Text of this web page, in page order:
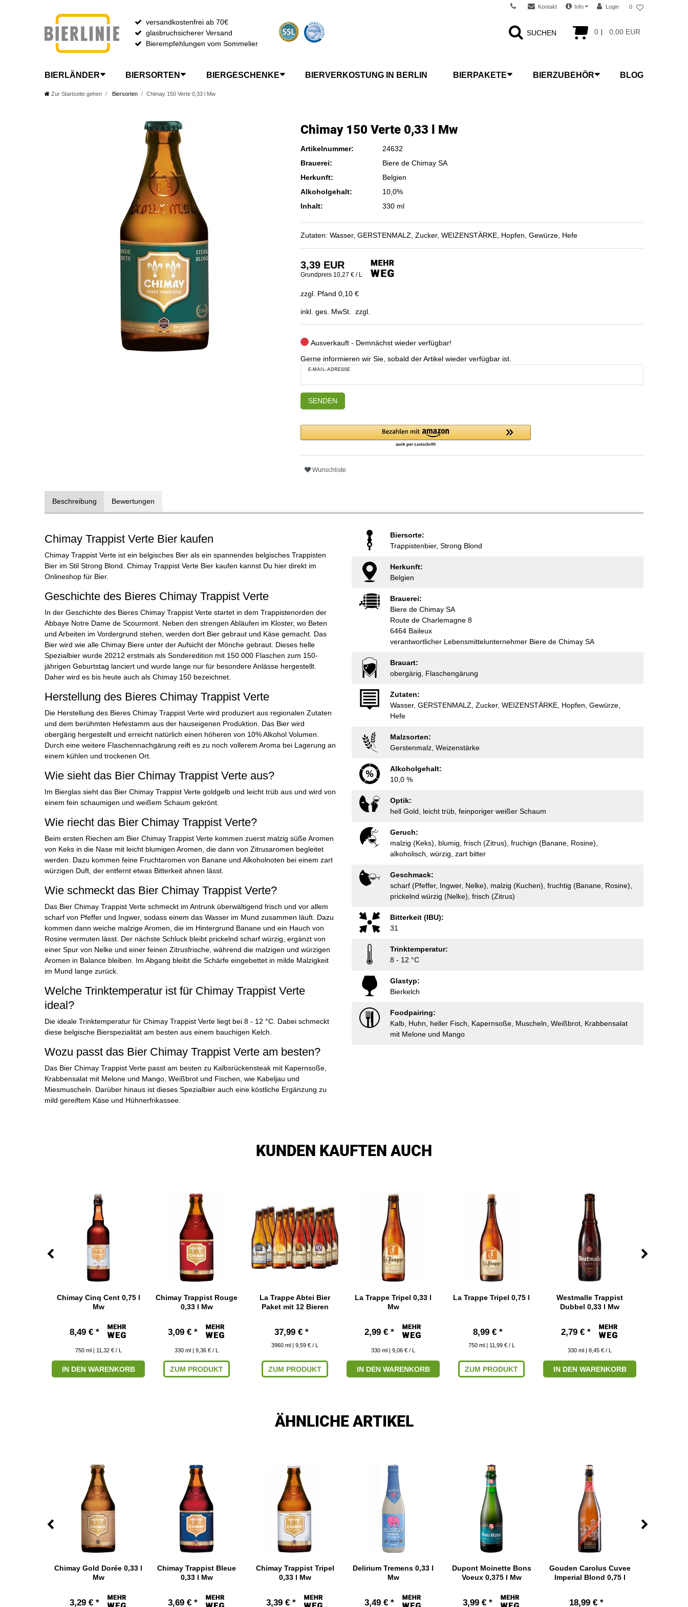
Kontakt Info Login 0
0 0,00 EUR
versandkostenfrei ab 70€
glasbruchsicherer Versand
Bierempfehlungen vom Sommelier
SUCHEN
BIERLÄNDER BIERSORTEN BIERGESCHENKE BIERVERKOSTUNG IN BERLIN BIERPAKETE BIERZUBEHÖR BLOG
Zur Startseite gehen Biersorten Chimay 150 Verte 0,33 l Mw
Chimay 150 Verte 0,33 l Mw
Artikelnummer:
24632
Brauerei:
Biere de Chimay SA
Herkunft:
Belgien
Alkoholgehalt:
10,0%
Inhalt:
330 ml
Zutaten: Wasser, GERSTENMALZ, Zucker, WEIZENSTÄRKE, Hopfen, Gewürze, Hefe
3,39 EUR
Grundpreis 10,27 € / L
zzgl. Pfand 0,10 €
inkl. ges. MwSt. zzgl.
Ausverkauft - Demnächst wieder verfügbar!
Gerne informieren wir Sie, sobald der Artikel wieder verfügbar ist.
E-MAIL-ADRESSE
SENDEN
Wunschliste
Beschreibung Bewertungen
Chimay Trappist Verte Bier kaufen
Chimay Trappist Verte ist ein belgisches Bier als ein spannendes belgisches Trappisten
Bier im Stil Strong Blond. Chimay Trappist Verte Bier kaufen kannst Du hier direkt im
Onlineshop für Bier.
Geschichte des Bieres Chimay Trappist Verte
In der Geschichte des Bieres Chimay Trappist Verte startet in dem Trappistenorden der
Abbaye Notre Dame de Scourmont. Neben den strengen Abläufen im Kloster, wo Beten
und Arbeiten im Vordergrund stehen, werden dort Bier gebraut und Käse gemacht. Das
Bier wird wie alle Chimay Biere unter der Aufsicht der Mönche gebraut. Dieses helle
Spezialbier wurde 20212 erstmals als Sonderedition mit 150.000 Flaschen zum 150-
jährigen Geburtstag lanciert und wurde lange nur für besondere Anlässe hergestellt.
Daher wird es bis heute auch als Chimay 150 bezeichnet.
Herstellung des Bieres Chimay Trappist Verte
Die Herstellung des Bieres Chimay Trappist Verte wird produziert aus regionalen Zutaten
und dem berühmten Hefestamm aus der hauseigenen Produktion. Das Bier wird
obergärig hergestellt und erreicht natürlich einen höheren von 10% Alkohol Volumen.
Durch eine weitere Flaschennachgärung reift es zu noch vollerem Aroma bei Lagerung an
einem kühlen und trockenen Ort.
Wie sieht das Bier Chimay Trappist Verte aus?
Im Bierglas sieht das Bier Chimay Trappist Verte goldgelb und leicht trüb aus und wird von
einem fein schaumigen und weißem Schaum gekrönt.
Wie riecht das Bier Chimay Trappist Verte?
Beim ersten Riechen am Bier Chimay Trappist Verte kommen zuerst malzig süße Aromen
von Keks in die Nase mit leicht blumigen Aromen, die dann von Zitrusaromen begleitet
werden. Dazu kommen feine Fruchtaromen von Banane und Alkoholnoten bei einem zart
würzigen Duft, der entfernt etwas Bitterkeit ahnen lässt.
Wie schmeckt das Bier Chimay Trappist Verte?
Das Bier Chimay Trappist Verte schmeckt im Antrunk überwältigend frisch und vor allem
scharf von Pfeffer und Ingwer, sodass einem das Wasser im Mund zusammen läuft. Dazu
kommen dann weiche malzige Aromen, die im Hintergrund Banane und ein Hauch von
Rosine vermuten lässt. Der nächste Schluck bleibt prickelnd scharf würzig, ergänzt von
einer Spur von Nelke und einer feinen Zitrusfrische, während die malzigen und würzigen
Aromen in Balance bleiben. Im Abgang bleibt die Schärfe eingebettet in milde Malzigkeit
im Mund lange zurück.
Welche Trinktemperatur ist für Chimay Trappist Verte
ideal?
Die ideale Trinktemperatur für Chimay Trappist Verte liegt bei 8 - 12 °C. Dabei schmeckt
diese belgische Bierspezialität am besten aus einem bauchigen Kelch.
Wozu passt das Bier Chimay Trappist Verte am besten?
Das Bier Chimay Trappist Verte passt am besten zu Kalbsrückensteak mit Kapernsoße,
Krabbensalat mit Melone und Mango, Weißbrot und Fischen, wie Kabeljau und
Miesmuscheln. Darüber hinaus ist dieses Spezialbier auch eine köstliche Ergänzung zu
mild gereiftem Käse und Hühnerfrikassee.
Biersorte:
Trappistenbier, Strong Blond
Herkunft:
Belgien
Brauerei:
Biere de Chimay SA
Route de Charlemagne 8
6464 Baileux
verantwortlicher Lebensmittelunternehmer Biere de Chimay SA
Brauart:
obergärig, Flaschengärung
Zutaten:
Wasser, GERSTENMALZ, Zucker, WEIZENSTÄRKE, Hopfen, Gewürze,
Hefe
Malzsorten:
Gerstenmalz, Weizenstärke
Alkoholgehalt:
10,0 %
Optik:
hell Gold, leicht trüb, feinporiger weißer Schaum
Geruch:
malzig (Keks), blumig, frisch (Zitrus), fruchign (Banane, Rosine),
alkoholisch, würzig, zart bitter
Geschmack:
scharf (Pfeffer, Ingwer, Nelke), malzig (Kuchen), fruchtig (Banane, Rosine),
prickelnd würzig (Nelke), frisch (Zitrus)
Bitterkeit (IBU):
31
Trinktemperatur:
8 - 12 °C
Glastyp:
Bierkelch
Foodpairing:
Kalb, Huhn, heller Fisch, Kapernsoße, Muscheln, Weißbrot, Krabbensalat
mit Melone und Mango
KUNDEN KAUFTEN AUCH
Chimay Cinq Cent 0,75 l
Mw
8,49 € *
750 ml | 11,32 € / L
IN DEN WARENKORB
Chimay Trappist Rouge
0,33 l Mw
3,09 € *
330 ml | 9,36 € / L
ZUM PRODUKT
La Trappe Abtei Bier
Paket mit 12 Bieren
37,99 € *
3960 ml | 9,59 € / L
ZUM PRODUKT
La Trappe Tripel 0,33 l
Mw
2,99 € *
330 ml | 9,06 € / L
IN DEN WARENKORB
La Trappe Tripel 0,75 l
8,99 € *
750 ml | 11,99 € / L
ZUM PRODUKT
Westmalle Trappist
Dubbel 0,33 l Mw
2,79 € *
330 ml | 8,45 € / L
IN DEN WARENKORB
ÄHNLICHE ARTIKEL
Chimay Gold Dorée 0,33 l
Mw
3,29 € *
Chimay Trappist Bleue
0,33 l Mw
3,69 € *
Chimay Trappist Tripel
0,33 l Mw
3,39 € *
Delirium Tremens 0,33 l
Mw
3,49 € *
Dupont Moinette Bons
Voeux 0,375 l Mw
3,99 € *
Gouden Carolus Cuvee
Imperial Blond 0,75 l
18,99 € *